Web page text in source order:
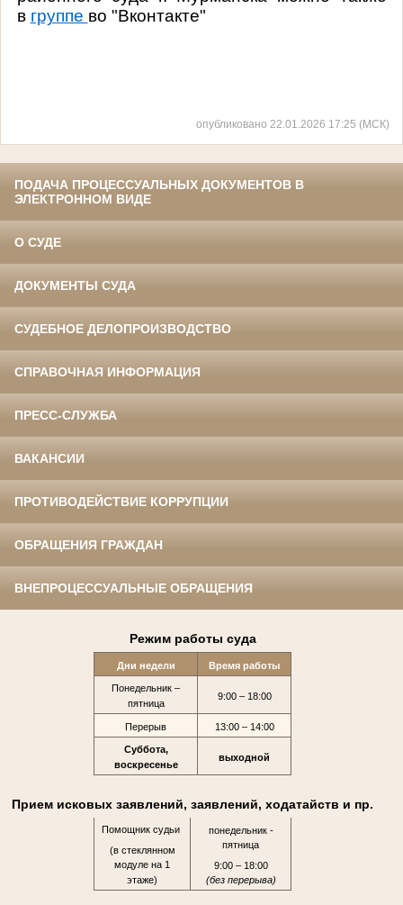
в группе во "Вконтакте"
опубликовано 22.01.2026 17:25 (МСК)
ПОДАЧА ПРОЦЕССУАЛЬНЫХ ДОКУМЕНТОВ В
ЭЛЕКТРОННОМ ВИДЕ
О СУДЕ
ДОКУМЕНТЫ СУДА
СУДЕБНОЕ ДЕЛОПРОИЗВОДСТВО
СПРАВОЧНАЯ ИНФОРМАЦИЯ
ПРЕСС-СЛУЖБА
ВАКАНСИИ
ПРОТИВОДЕЙСТВИЕ КОРРУПЦИИ
ОБРАЩЕНИЯ ГРАЖДАН
ВНЕПРОЦЕССУАЛЬНЫЕ ОБРАЩЕНИЯ
Режим работы суда
Дни недели Время работы
Понедельник –
пятница
9:00 – 18:00
Перерыв 13:00 – 14:00
Суббота,
воскресенье
выходной
Прием исковых заявлений, заявлений, ходатайств и пр.
Помощник судьи
(в стеклянном
модуле на 1
этаже)
понедельник -
пятница
9:00 – 18:00
(без перерыва)